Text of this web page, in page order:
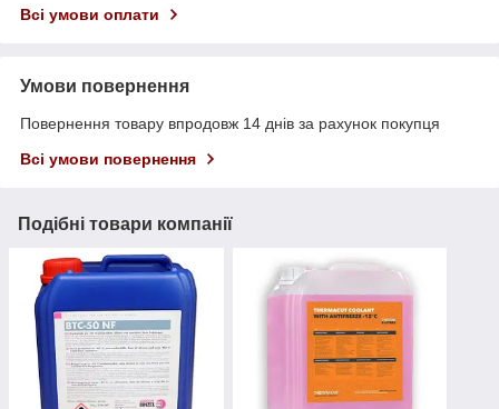
Всі умови оплати
Умови повернення
Повернення товару впродовж 14 днів за рахунок покупця
Всі умови повернення
Подібні товари компанії